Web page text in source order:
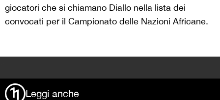
giocatori che si chiamano Diallo nella lista dei
convocati per il Campionato delle Nazioni Africane.
Leggi anche